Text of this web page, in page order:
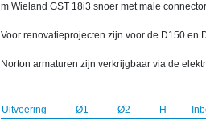
m Wieland GST 18i3 snoer met male
Voor renovatieprojecten zijn voor de D150 en
Norton armaturen zijn verkrijgbaar via de
Uitvoering Ø1 Ø2 H